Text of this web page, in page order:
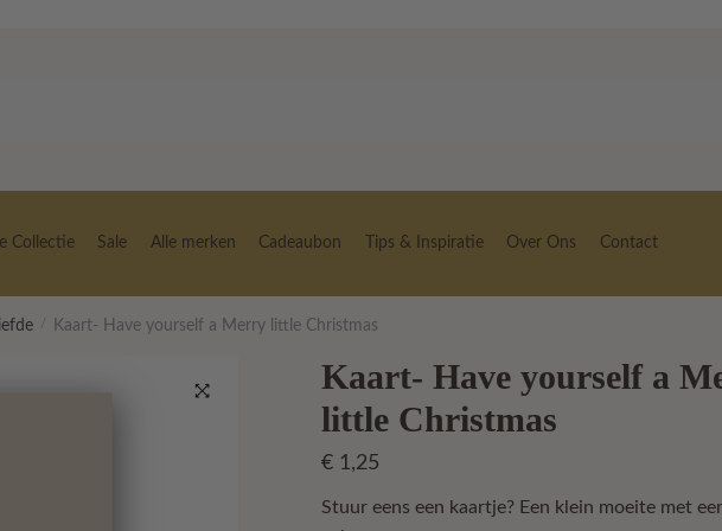
Collectie Sale Alle merken Cadeaubon Tips & Inspiratie Over Ons Contact
/ Kaart- Have yourself a Merry little Christmas
Kaart- Have yourself a
little Christmas
€1,25
Stuur eens een kaartje? Een klein moeite met